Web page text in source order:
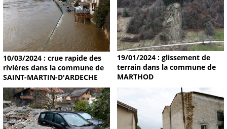
10/03/2024 : crue rapide des
rivières dans la commune de
SAINT-MARTIN-D'ARDECHE
19/01/2024 : glissement de
terrain dans la commune de
MARTHOD